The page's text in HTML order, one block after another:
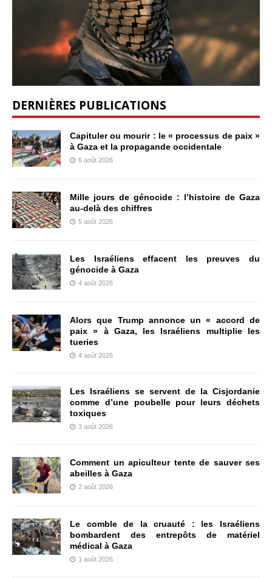
DERNIÈRES PUBLICATIONS
Capituler ou mourir : le « processus de paix »
à Gaza et la propagande occidentale
6 août 2026
Mille jours de génocide : l’histoire de Gaza
au-delà des chiffres
5 août 2026
Les Israéliens effacent les preuves du
génocide à Gaza
4 août 2026
Alors que Trump annonce un « accord de
paix » à Gaza, les Israéliens multiplie les
tueries
4 août 2026
Les Israéliens se servent de la Cisjordanie
comme d’une poubelle pour leurs déchets
toxiques
3 août 2026
Comment un apiculteur tente de sauver ses
abeilles à Gaza
2 août 2026
Le comble de la cruauté : les Israéliens
bombardent des entrepôts de matériel
médical à Gaza
1 août 2026